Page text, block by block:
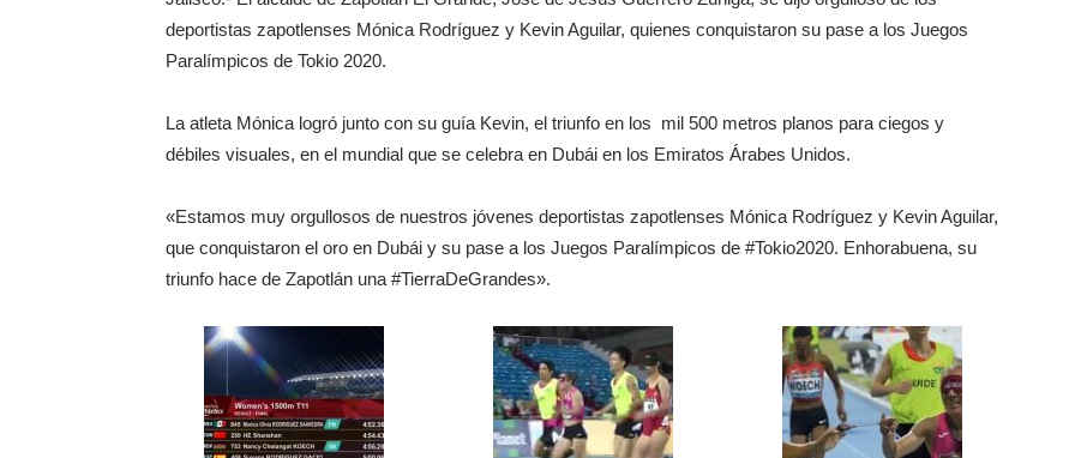
deportistas zapotlenses Mónica Rodríguez y Kevin Aguilar, quienes conquistaron su pase a los Juegos
Paralímpicos de Tokio 2020.
La atleta Mónica logró junto con su guía Kevin, el triunfo en los mil 500 metros planos para ciegos y
débiles visuales, en el mundial que se celebra en Dubái en los Emiratos Árabes Unidos.
«Estamos muy orgullosos de nuestros jóvenes deportistas zapotlenses Mónica Rodríguez y Kevin Aguilar,
que conquistaron el oro en Dubái y su pase a los Juegos Paralímpicos de #Tokio2020. Enhorabuena, su
triunfo hace de Zapotlán una #TierraDeGrandes».